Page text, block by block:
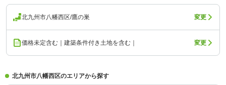
北九州市八幡西区/鷹の巣 変更
価格未定含む｜建築条件付き土地を含む｜ 変更
北九州市八幡西区のエリアから探す